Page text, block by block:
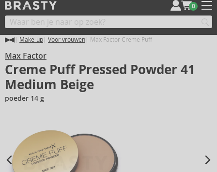
0
Make-up Voor vrouwen Max Factor Creme Puff
Max Factor
Creme Puff Pressed Powder 41
Medium Beige
poeder 14 g